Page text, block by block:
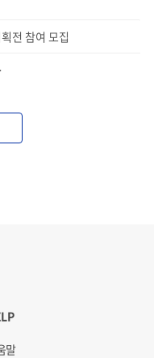
전 참여 모집
말